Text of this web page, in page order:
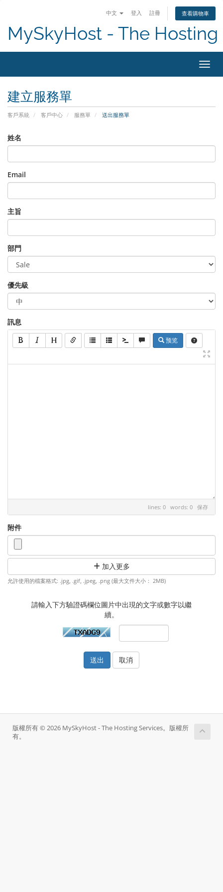
中文 登入 註冊 查看購物車
MySkyHost - The Hosting
切換
建立服務單
客戶系統 客戶中心 服務單 送出服務單
姓名
Email
主旨
部門
優先級
訊息
预览
lines: 0 words: 0 保存
附件
加入更多
允許使用的檔案格式: .jpg, .gif, .jpeg, .png (最大文件大小： 2MB)
請輸入下方驗證碼欄位圖片中出現的文字或數字以繼
續。
取消
版權所有 © 2026 MySkyHost - The Hosting Services。版權所
有。